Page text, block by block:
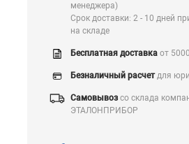
менеджера)
Срок доставки: 2 - 10 дней
на складе
Бесплатная доставка от
Безналичный расчетдля
Самовывозсо склада
ЭТАЛОНПРИБОР